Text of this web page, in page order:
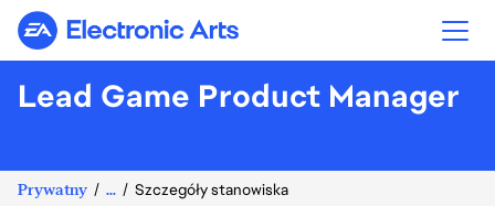
Electronic Arts
Lead Game Product Manager
Prywatny ... Szczegóły stanowiska